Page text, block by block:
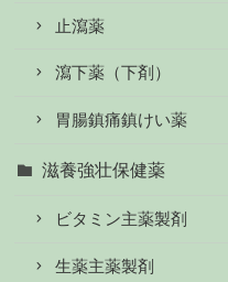
止瀉薬
瀉下薬（下剤）
胃腸鎮痛鎮けい薬
滋養強壮保健薬
ビタミン主薬製剤
生薬主薬製剤